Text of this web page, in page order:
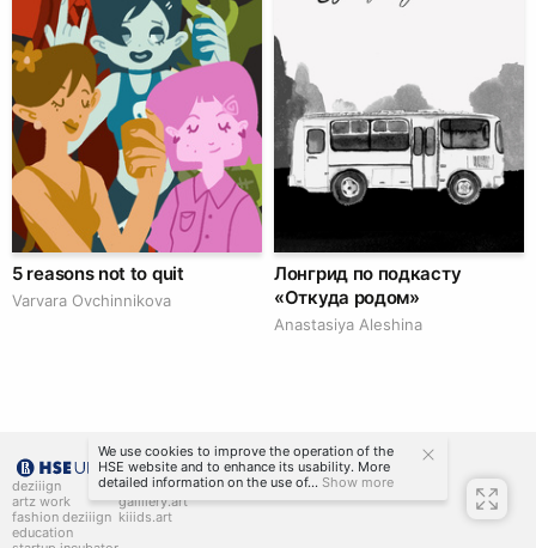
5 reasons not to quit
Varvara Ovchinnikova
Лонгрид по подкасту
«Откуда родом»
Anastasiya Aleshina
deziiign
artz work
fashion deziiign
education
gallllery
gallllery.art
kiiids.art
We use cookies to improve the operation of the
HSE website and to enhance its usability. More
detailed information on the use of... Show more